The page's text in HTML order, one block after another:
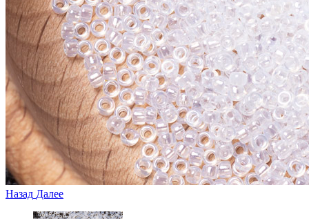
Назад Далее